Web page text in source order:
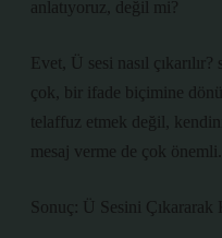
anlatıyoruz, değil mi?
Evet, Ü sesi nasıl
çok, bir ifade biçimine
telaffuz etmek değil,
mesaj verme de çok önemli.
Sonuç: Ü Sesini